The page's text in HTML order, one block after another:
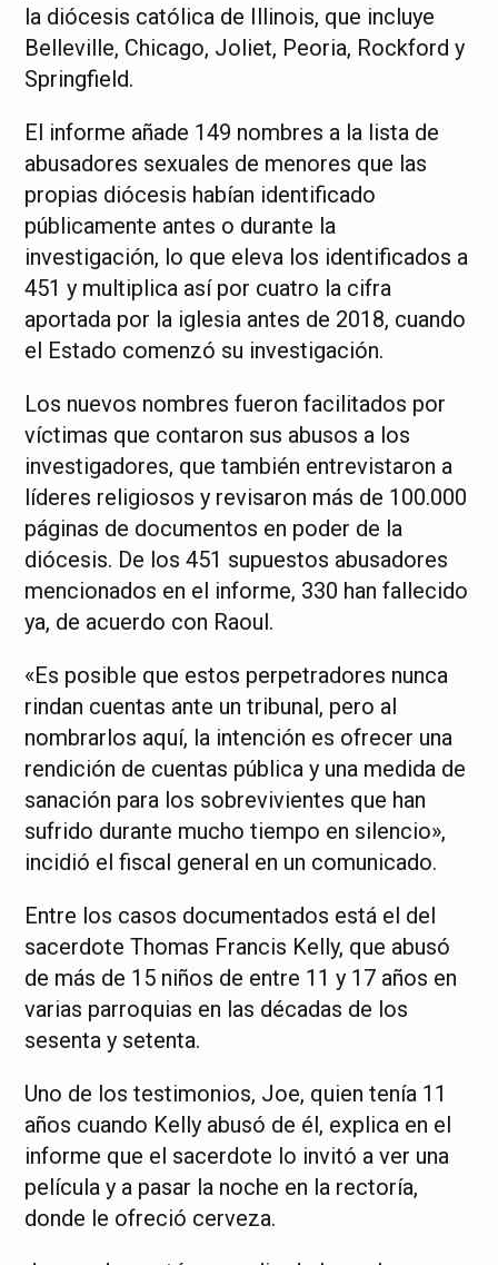
la diócesis católica de Illinois, que incluye
Belleville, Chicago, Joliet, Peoria, Rockford y
Springfield.
El informe añade 149 nombres a la lista de
abusadores sexuales de menores que las
propias diócesis habían identificado
públicamente antes o durante la
investigación, lo que eleva los identificados a
451 y multiplica así por cuatro la cifra
aportada por la iglesia antes de 2018, cuando
el Estado comenzó su investigación.
Los nuevos nombres fueron facilitados por
víctimas que contaron sus abusos a los
investigadores, que también entrevistaron a
líderes religiosos y revisaron más de 100.000
páginas de documentos en poder de la
diócesis. De los 451 supuestos abusadores
mencionados en el informe, 330 han fallecido
ya, de acuerdo con Raoul.
«Es posible que estos perpetradores nunca
rindan cuentas ante un tribunal, pero al
nombrarlos aquí, la intención es ofrecer una
rendición de cuentas pública y una medida de
sanación para los sobrevivientes que han
sufrido durante mucho tiempo en silencio»,
incidió el fiscal general en un comunicado.
Entre los casos documentados está el del
sacerdote Thomas Francis Kelly, que abusó
de más de 15 niños de entre 11 y 17 años en
varias parroquias en las décadas de los
sesenta y setenta.
Uno de los testimonios, Joe, quien tenía 11
años cuando Kelly abusó de él, explica en el
informe que el sacerdote lo invitó a ver una
película y a pasar la noche en la rectoría,
donde le ofreció cerveza.